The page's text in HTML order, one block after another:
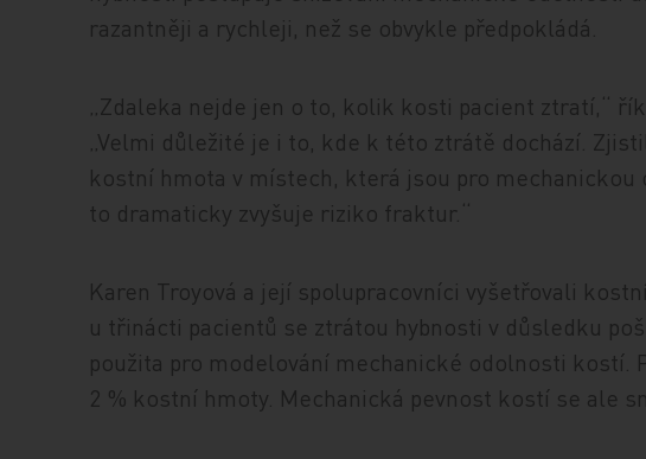
razantněji a rychleji, než se obvykle předpokládá.
„Zdaleka nejde jen o to, kolik kosti pacient ztratí,“
„Velmi důležité je i to, kde k této ztrátě dochází.
kostní hmota v místech, která jsou pro
to dramaticky zvyšuje riziko fraktur.“
Karen Troyová a její spolupracovníci vyšetřovali
u třinácti pacientů se ztrátou hybnosti v důsledku
použita pro modelování mechanické odolnosti kostí.
2 % kostní hmoty. Mechanická pevnost kostí se ale